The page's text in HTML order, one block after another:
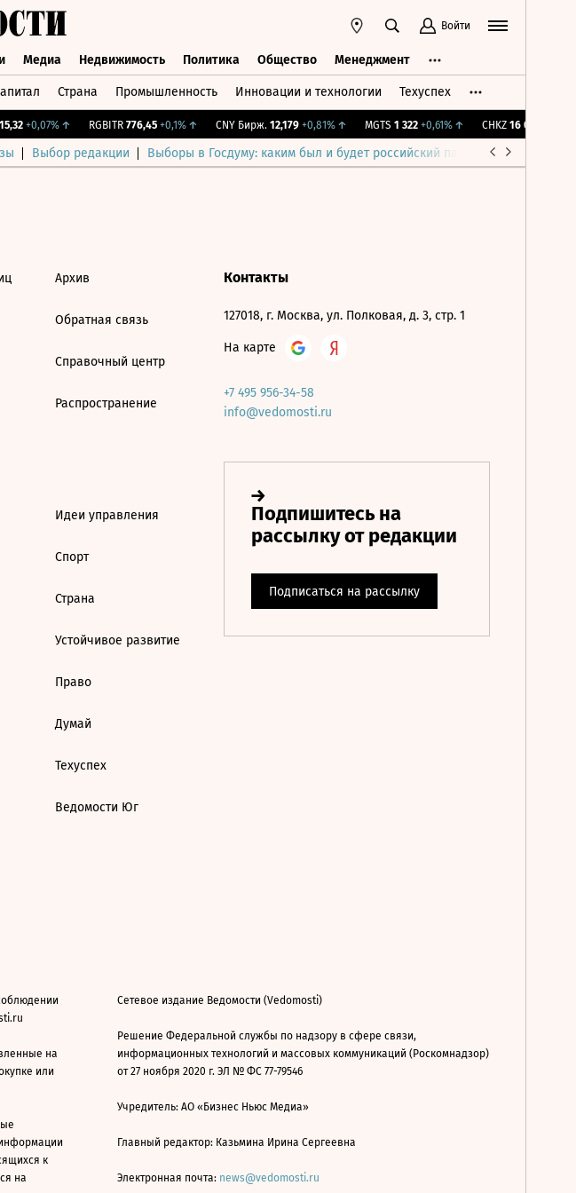
Войти
Медиа Недвижимость Политика Общество Менеджмент
Страна Промышленность Инновации и технологии Техуспех
+0,07%↑ RGBITR 776,45 +0,1%↑ CNY Бирж. 12,179 +0,81%↑ MGTS 1 322 +0,61%↑ CHKZ 16 050
Выбор редакции Выборы в Госдуму: каким был и будет российский парламент
Архив
Обратная связь
Справочный центр
Распространение
Идеи управления
Спорт
Страна
Устойчивое развитие
Право
Думай
Техуспех
Ведомости Юг
Контакты
127018, г. Москва, ул. Полковая, д. 3, стр. 1
На карте
+7 495 956-34-58
info@vedomosti.ru
на
или
к
на
Сетевое издание Ведомости (Vedomosti)
Решение Федеральной службы по надзору в сфере связи,
информационных технологий и массовых коммуникаций (Роскомнадзор)
от 27 ноября 2020 г. ЭЛ № ФС 77-79546
Учредитель: АО «Бизнес Ньюс Медиа»
Главный редактор: Казьмина Ирина Сергеевна
Электронная почта: news@vedomosti.ru